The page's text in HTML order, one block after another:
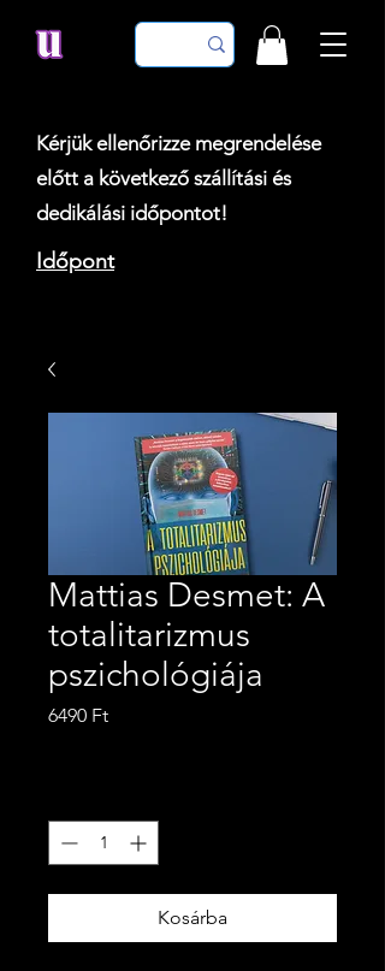
Kérjük ellenőrizze megrendelése
előtt a következő szállítási és
dedikálási időpontot!
Időpont
Mattias Desmet: A
totalitarizmus
pszichológiája
6490 FtÁr
Kosárba